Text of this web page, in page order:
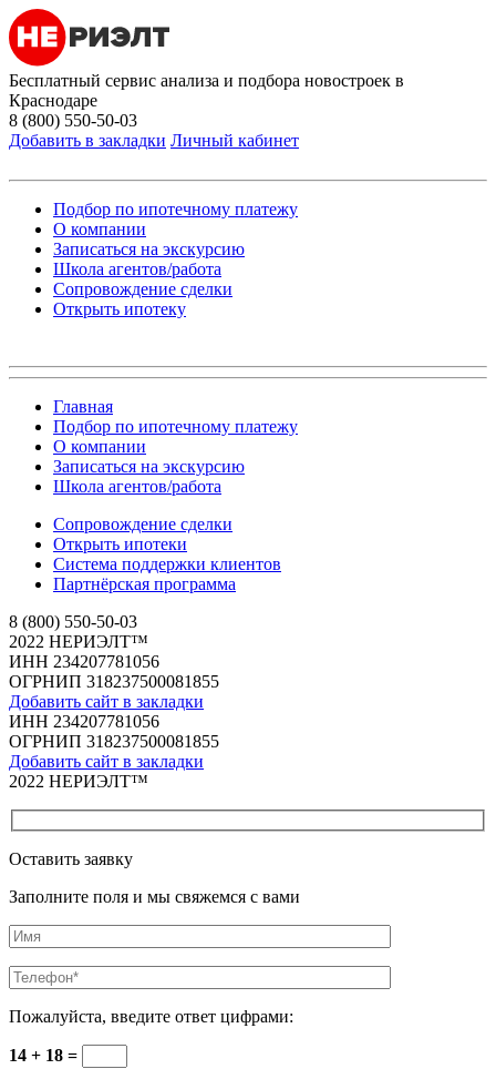
Бесплатный сервис анализа и подбора новостроек в
Краснодаре
8 (800) 550-50-03
Добавить в закладки Личный кабинет
Подбор по ипотечному платежу
О компании
Записаться на экскурсию
Школа агентов/работа
Сопровождение сделки
Открыть ипотеку
Главная
Подбор по ипотечному платежу
О компании
Записаться на экскурсию
Школа агентов/работа
Сопровождение сделки
Открыть ипотеки
Система поддержки клиентов
Партнёрская программа
8 (800) 550-50-03
2022 НЕРИЭЛТ™
ИНН 234207781056
ОГРНИП 318237500081855
Добавить сайт в закладки
ИНН 234207781056
ОГРНИП 318237500081855
Добавить сайт в закладки
2022 НЕРИЭЛТ™
Оставить заявку
Заполните поля и мы свяжемся с вами
Пожалуйста, введите ответ цифрами:
14 + 18 =